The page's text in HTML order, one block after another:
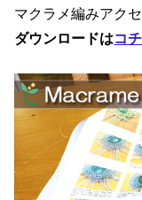
マクラメ編みアク
ダウンロードはコ